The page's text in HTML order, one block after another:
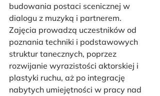
budowania postaci scenicznej w
dialogu z muzyką i partnerem.
Zajęcia prowadzą uczestników od
poznania techniki i podstawowych
struktur tanecznych, poprzez
rozwijanie wyrazistości aktorskiej i
plastyki ruchu, aż po integrację
nabytych umiejętności w pracy nad